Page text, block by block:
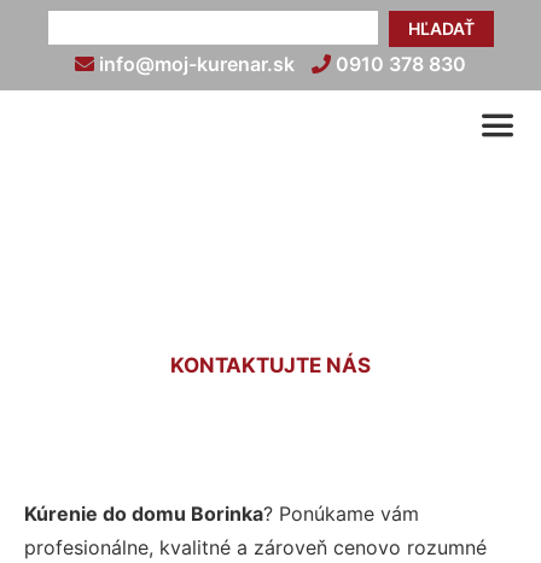
HĽADAŤ
info@moj-kurenar.sk 0910 378 830
KONTAKTUJTE NÁS
Kúrenie do domu Borinka? Ponúkame vám
profesionálne, kvalitné a zároveň cenovo rozumné